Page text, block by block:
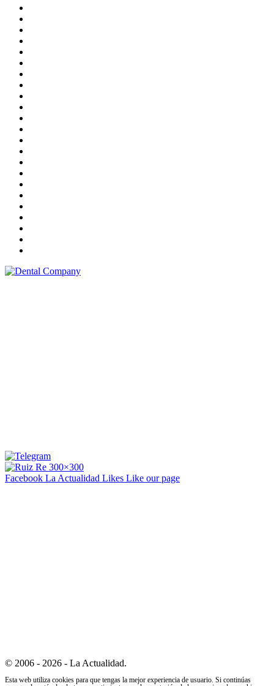
Facebook La Actualidad Likes Like our page
© 2006 - 2026 - La Actualidad.
Esta web utiliza cookies para que tengas la mejor experiencia de usuario. Si continúas